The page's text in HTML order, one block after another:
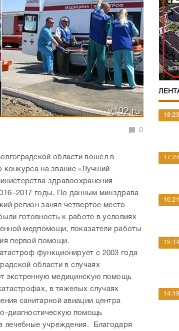
0
области вошел в
конкурса на звание «Лучший
здравоохранения
годы. По данным минздрава
регион занял четвертое место
готовность к работе в условиях
медпомощи, показатели работы
первой помощи.
функционирует с 2003 года
области в случаях
экстренную медицинскую помощь
в тяжелых случаях
санитарной авиации центра
диагностическую помощь
лечебные учреждения. Благодаря
18:23
17:24
16:21
15:14
14:19